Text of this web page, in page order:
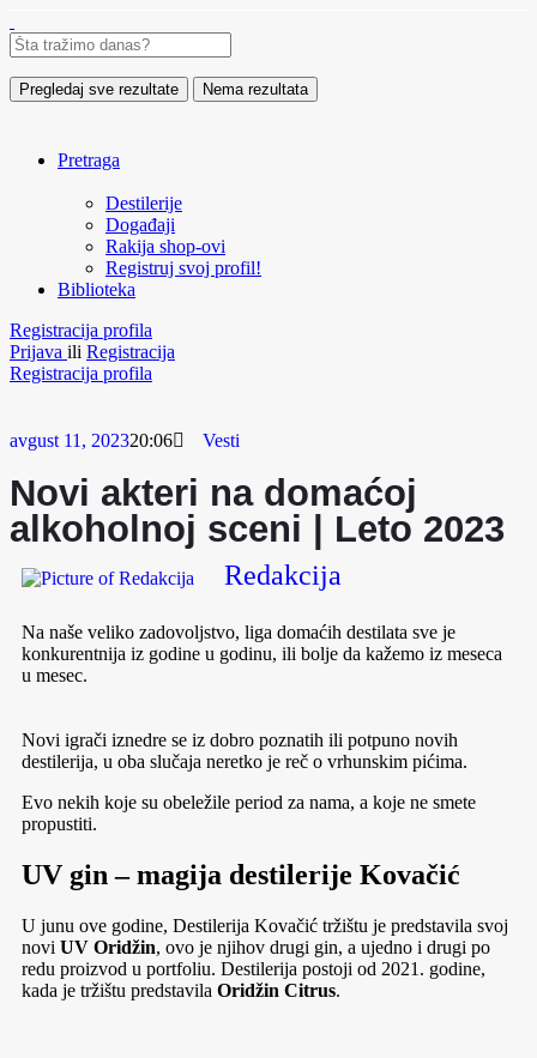
Pregledaj sve rezultate Nema rezultata
Pretraga
Destilerije
Događaji
Rakija shop-ovi
Registruj svoj profil!
Biblioteka
Registracija profila
Prijava ili Registracija
Registracija profila
avgust 11, 202320:06 Vesti
Novi akteri na domaćoj
alkoholnoj sceni | Leto 2023
Redakcija
Na naše veliko zadovoljstvo, liga domaćih destilata sve je
konkurentnija iz godine u godinu, ili bolje da kažemo iz meseca
u mesec.
Novi igrači iznedre se iz dobro poznatih ili potpuno novih
destilerija, u oba slučaja neretko je reč o vrhunskim pićima.
Evo nekih koje su obeležile period za nama, a koje ne smete
propustiti.
UV gin – magija destilerije Kovačić
U junu ove godine, Destilerija Kovačić tržištu je predstavila svoj
novi UV Oridžin, ovo je njihov drugi gin, a ujedno i drugi po
redu proizvod u portfoliu. Destilerija postoji od 2021. godine,
kada je tržištu predstavila Oridžin Citrus.